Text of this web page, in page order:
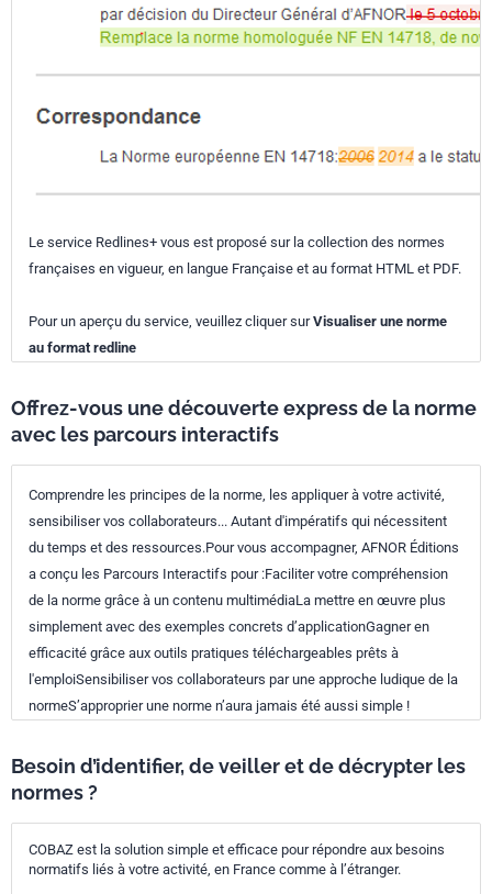
Le service Redlines+ vous est proposé sur la collection des normes
françaises en vigueur, en langue Française et au format HTML et PDF.
Pour un aperçu du service, veuillez cliquer surVisualiser une norme
au format redline
Offrez-vous une découverte express de la norme
avec les parcours interactifs
Comprendre les principes de la norme, les appliquer à votre activité,
sensibiliser vos collaborateurs... Autant d'impératifs qui nécessitent
du temps et des ressources.Pour vous accompagner, AFNOR Éditions
a conçu les Parcours Interactifs pour :Faciliter votre compréhension
de la norme grâce à un contenu multimédiaLa mettre en œuvre plus
simplement avec des exemples concrets d’applicationGagner en
efficacité grâce aux outils pratiques téléchargeables prêts à
l'emploiSensibiliser vos collaborateurs par une approche ludique de la
normeS’approprier une norme n’aura jamais été aussi simple !
Besoin d’identifier, de veiller et de décrypter les
normes ?
COBAZ est la solution simple et efficace pour répondre aux besoins
normatifs liés à votre activité, en France comme à l’étranger.